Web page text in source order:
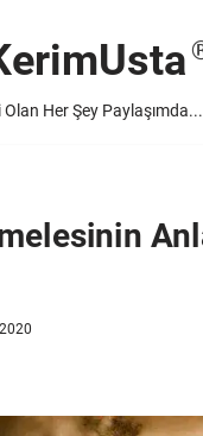
Olan Her Şey Paylaşımda...